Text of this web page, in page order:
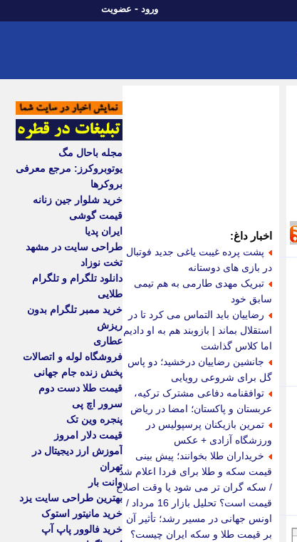
ورود - عضویت
اخبار داغ:
پشت پرده غیبت یاغی جدید فوتبال
در بازی های دوستانه
تبریک مهدی طارمی به هم تیمی
سابق خود
رضاییان باید التماس می کرد تا در
استقلال بماند | بازوبند هم به او دادیم
اما کلاس گذاشت
جانشین رضاییان درخشید؛ دو پاس
گل برای شروعی رویایی
توافقنامه دفاعی مشترک ترکیه،
عربستان و پاکستان؛ امضا در ریاض
تمرین بازیکنان پرسپولیس در
ورزشگاه آزادی + عکس
خریداران طلا بخوانند؛ پیش بینی
قیمت سکه و طلا برای فردا اعلام شد
/ سکه گران تر می شود یا وقت اصلاح
قیمت است؟ تحلیل بازار 16 مرداد /
اونس جهانی در مسیر رشد؛ تأثیر آن
بر قیمت طلا و سکه ایران چیست؟
مجله باحال مگ
یوتوبروکرز: مرجع معرفی
بروکرها
خرید شلوار جین زنانه
قیمت گوشی
ایران پدیا
طراحی سایت در مشهد
تخت نوزاد
دانلود تلگرام و تلگرام
طلایی
خرید ممبر تلگرام بدون
ریزش
عطاری
فروشگاه لوله و اتصالات
پخش زنده جام جهانی
قیمت طلا دست دوم
سرور اچ پی
پنجره وین تک
قیمت دلار امروز
آموزش ارز دیجیتال در
تهران
وانت بار
بهترین طراحی سایت یزد
خرید مانیتور استوک
خرید فالوور پاپ آپ